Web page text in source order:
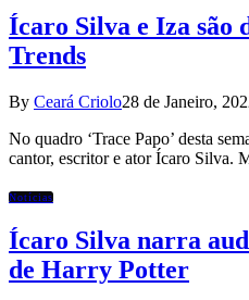
Ícaro Silva e Iza são
Trends
By Ceará Criolo28 de Janeiro,
No quadro ‘Trace Papo’ desta
cantor, escritor e ator Ícaro Silva.
Notícias
Ícaro Silva narra
de Harry Potter